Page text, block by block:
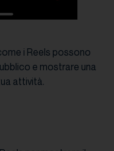
i Reels possono
e mostrare una
attività.